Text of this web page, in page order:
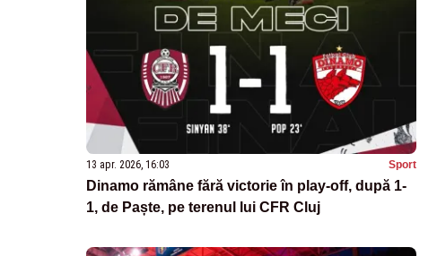
13 apr. 2026, 16:03 Sport
Dinamo rămâne fără victorie în play-off, după 1-
1, de Paște, pe terenul lui CFR Cluj